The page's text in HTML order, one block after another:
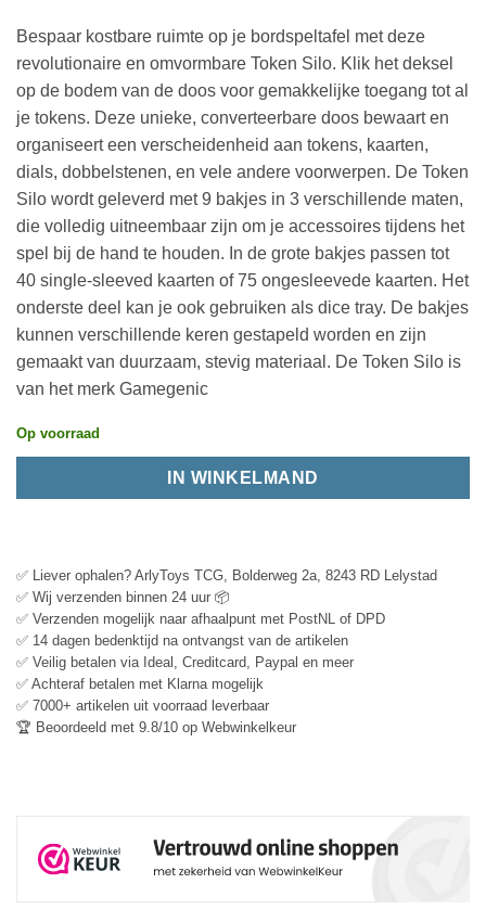
Bespaar kostbare ruimte op je bordspeltafel met deze
revolutionaire en omvormbare Token Silo. Klik het deksel
op de bodem van de doos voor gemakkelijke toegang tot al
je tokens. Deze unieke, converteerbare doos bewaart en
organiseert een verscheidenheid aan tokens, kaarten,
dials, dobbelstenen, en vele andere voorwerpen. De Token
Silo wordt geleverd met 9 bakjes in 3 verschillende maten,
die volledig uitneembaar zijn om je accessoires tijdens het
spel bij de hand te houden. In de grote bakjes passen tot
40 single-sleeved kaarten of 75 ongesleevede kaarten. Het
onderste deel kan je ook gebruiken als dice tray. De bakjes
kunnen verschillende keren gestapeld worden en zijn
gemaakt van duurzaam, stevig materiaal. De Token Silo is
van het merk Gamegenic
Op voorraad
IN WINKELMAND
✅ Liever ophalen? ArlyToys TCG, Bolderweg 2a, 8243 RD Lelystad
✅ Wij verzenden binnen 24 uur 📦
✅ Verzenden mogelijk naar afhaalpunt met PostNL of DPD
✅ 14 dagen bedenktijd na ontvangst van de artikelen
✅ Veilig betalen via Ideal, Creditcard, Paypal en meer
✅ Achteraf betalen met Klarna mogelijk
✅ 7000+ artikelen uit voorraad leverbaar
🏆 Beoordeeld met 9.8/10 op Webwinkelkeur